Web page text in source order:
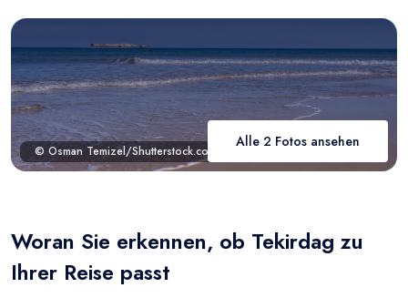
© Osman Temizel/Shutterstock.com
Alle 2 Fotos ansehen
Woran Sie erkennen, ob Tekirdag zu
Ihrer Reise passt